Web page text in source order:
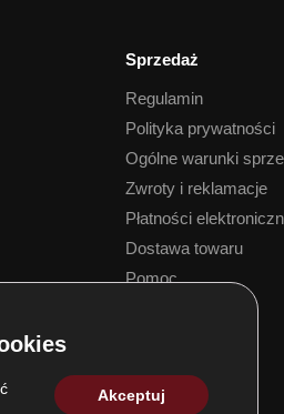
okresu
Sprzedaż
Regulamin
Polityka prywatności
Ogólne warunki
Zwroty i reklamacje
Płatności
Dostawa towaru
Pomoc
Akceptuj